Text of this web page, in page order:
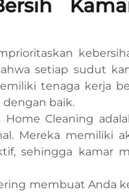
setiap sudut
tenaga kerja
baik.
Home Cleaning
Mereka memiliki
sehingga kamar
membuat Anda